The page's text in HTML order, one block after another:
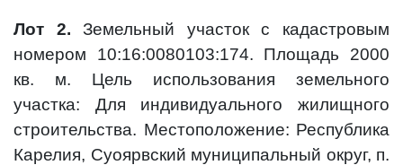
Лот 2. Земельный участок с кадастровым
номером 10:16:0080103:174. Площадь 2000
кв. м. Цель использования земельного
участка: Для индивидуального жилищного
строительства. Местоположение: Республика
Карелия, Суоярвский муниципальный округ, п.